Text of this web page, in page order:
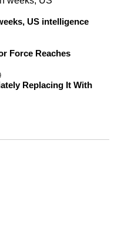
US intelligence
Force Reaches
Replacing It With